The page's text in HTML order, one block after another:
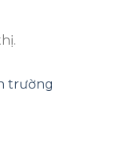
trường